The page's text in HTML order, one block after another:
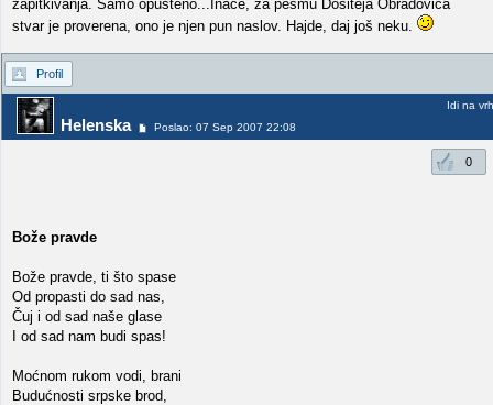
zapitkivanja. Samo opušteno...Inače, za pesmu Dositeja Obradovića
stvar je proverena, ono je njen pun naslov. Hajde, daj još neku.
Profil
Helenska Poslao: 07 Sep 2007 22:08
Idi na vrh
0
Bože pravde
Bože pravde, ti što spase
Od propasti do sad nas,
Čuj i od sad naše glase
I od sad nam budi spas!
Moćnom rukom vodi, brani
Budućnosti srpske brod,